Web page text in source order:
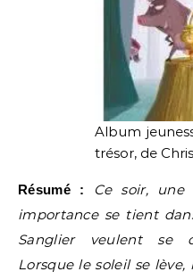
Album
trésor, de
Résumé :
Ce soir,
importance se tient
Sanglier veulent se
Lorsque le soleil se